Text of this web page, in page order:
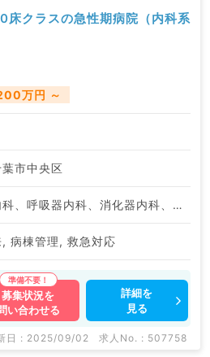
床クラスの急性期病院（内科系
万円 ～
市中央区
循環器内科、呼吸器内科、消化器内科、内分泌・代謝内科、腎臓内科
病棟管理, 救急対応
募集状況を
い合わせる
詳細を
見る
日 : 2025/09/02 求人No. : 507758